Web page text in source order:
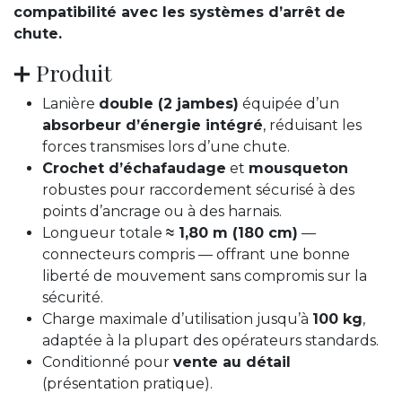
compatibilité avec les systèmes d’arrêt de
chute.
➕ Produit
Lanière double (2 jambes) équipée d’un
absorbeur d’énergie intégré, réduisant les
forces transmises lors d’une chute.
Crochet d’échafaudage et mousqueton
robustes pour raccordement sécurisé à des
points d’ancrage ou à des harnais.
Longueur totale ≈ 1,80 m (180 cm) —
connecteurs compris — offrant une bonne
liberté de mouvement sans compromis sur la
sécurité.
Charge maximale d’utilisation jusqu’à 100 kg,
adaptée à la plupart des opérateurs standards.
Conditionné pour vente au détail
(présentation pratique).